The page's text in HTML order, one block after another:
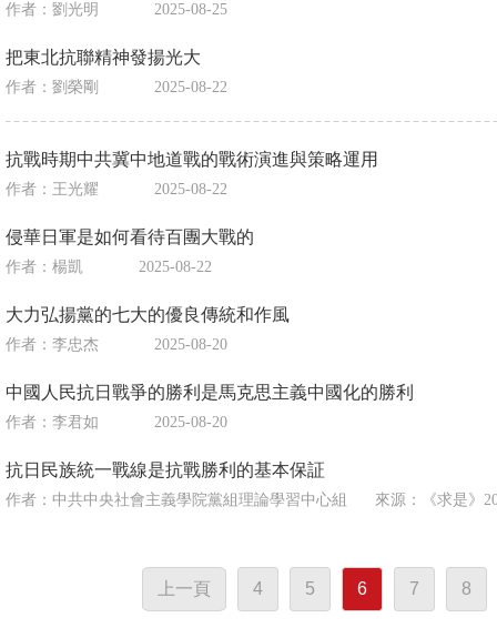
作者：劉光明 2025-08-25
把東北抗聯精神發揚光大
作者：劉榮剛 2025-08-22
抗戰時期中共冀中地道戰的戰術演進與策略運用
作者：王光耀 2025-08-22
侵華日軍是如何看待百團大戰的
作者：楊凱 2025-08-22
大力弘揚黨的七大的優良傳統和作風
作者：李忠杰 2025-08-20
中國人民抗日戰爭的勝利是馬克思主義中國化的勝利
作者：李君如 2025-08-20
抗日民族統一戰線是抗戰勝利的基本保証
作者：中共中央社會主義學院黨組理論學習中心組 來源： 《求是》
上一頁 4 5 6 7 8